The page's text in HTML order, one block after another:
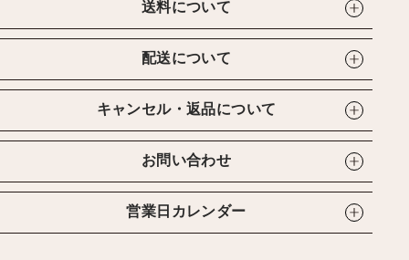
送料について
配送について
キャンセル・返品について
お問い合わせ
営業日カレンダー